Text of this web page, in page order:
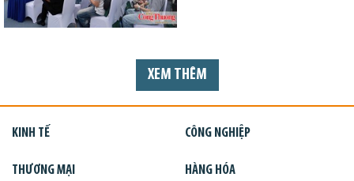
XEM THÊM
KINH TẾ CÔNG NGHIỆP
THƯƠNG MẠI HÀNG HÓA